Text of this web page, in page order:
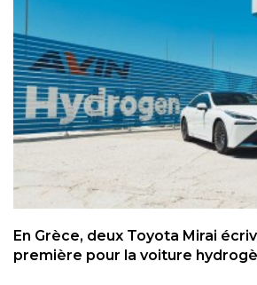
En Grèce, deux Toyota Mirai
première pour la voiture